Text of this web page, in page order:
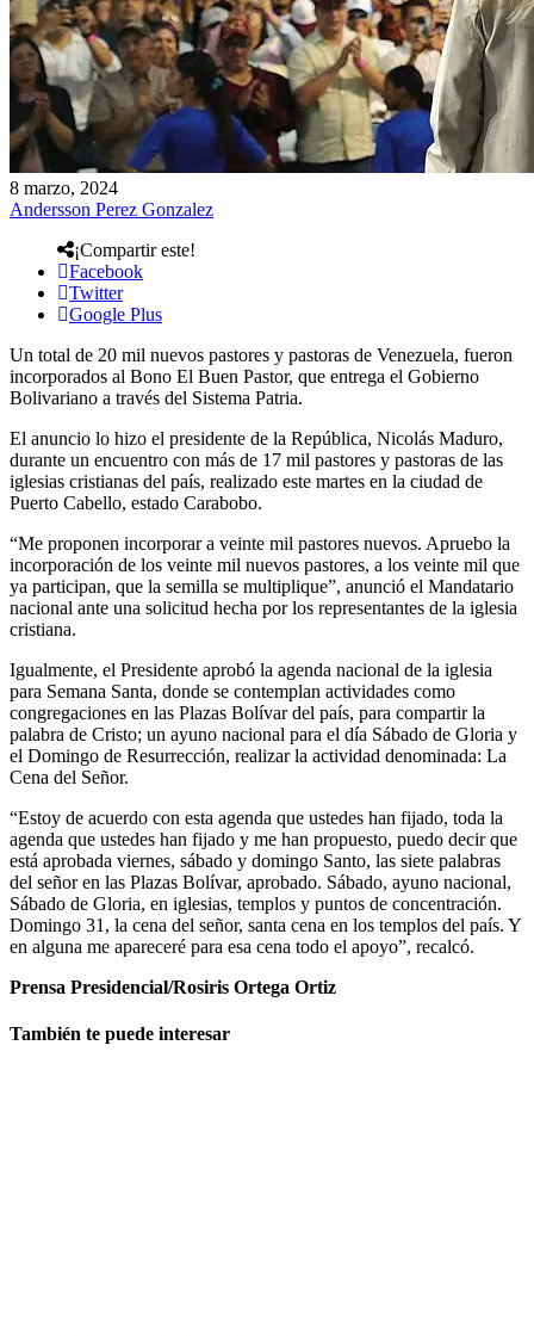
8 marzo, 2024
Andersson Perez Gonzalez
¡Compartir este!
Facebook
Twitter
Google Plus
Un total de 20 mil nuevos pastores y pastoras de Venezuela, fueron
incorporados al Bono El Buen Pastor, que entrega el Gobierno
Bolivariano a través del Sistema Patria.
El anuncio lo hizo el presidente de la República, Nicolás Maduro,
durante un encuentro con más de 17 mil pastores y pastoras de las
iglesias cristianas del país, realizado este martes en la ciudad de
Puerto Cabello, estado Carabobo.
“Me proponen incorporar a veinte mil pastores nuevos. Apruebo la
incorporación de los veinte mil nuevos pastores, a los veinte mil que
ya participan, que la semilla se multiplique”, anunció el Mandatario
nacional ante una solicitud hecha por los representantes de la iglesia
cristiana.
Igualmente, el Presidente aprobó la agenda nacional de la iglesia
para Semana Santa, donde se contemplan actividades como
congregaciones en las Plazas Bolívar del país, para compartir la
palabra de Cristo; un ayuno nacional para el día Sábado de Gloria y
el Domingo de Resurrección, realizar la actividad denominada: La
Cena del Señor.
“Estoy de acuerdo con esta agenda que ustedes han fijado, toda la
agenda que ustedes han fijado y me han propuesto, puedo decir que
está aprobada viernes, sábado y domingo Santo, las siete palabras
del señor en las Plazas Bolívar, aprobado. Sábado, ayuno nacional,
Sábado de Gloria, en iglesias, templos y puntos de concentración.
Domingo 31, la cena del señor, santa cena en los templos del país. Y
en alguna me apareceré para esa cena todo el apoyo”, recalcó.
Prensa Presidencial/Rosiris Ortega Ortiz
También te puede interesar